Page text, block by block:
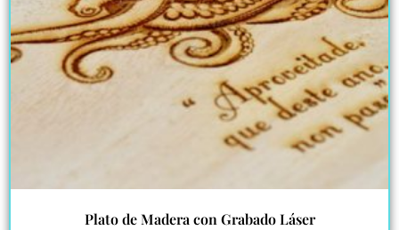
Plato de Madera con Grabado Láser